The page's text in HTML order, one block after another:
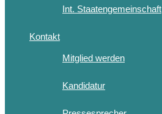
Int. Staatengemeinschaft
Kontakt
Mitglied werden
Kandidatur